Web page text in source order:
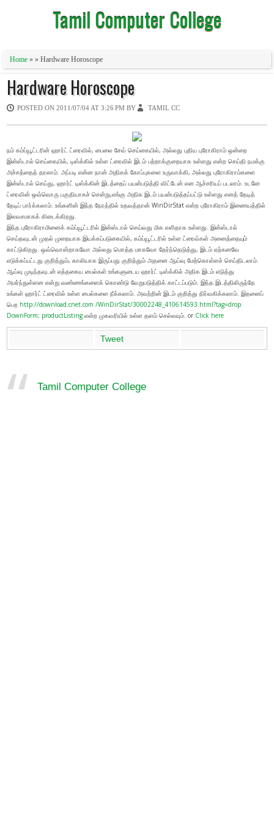
Tamil Computer College
Home » » Hardware Horoscope
Hardware Horoscope
POSTED ON 2011/07/04 AT 3:26 PM BY TAMIL CC
நம் கம்ப்யூட்டரின் ஹார்ட் ட்ரைவில், பைலை சேவ் செய்கையில், அல்லது புதிய புரோகிராம் ஒன்றை
இன்ஸ்டால் செய்கையில், டிஸ்க்கில் உள்ள ட்ரைவில் இடம் பற்றாக்குறையாக உள்ளது என்ற செய்தி நமக்கு
அச்சத்தைத் தரலாம். அப்படி என்ன நான் அதிகக் கோப்புகளை உருவாக்கி, அல்லது புரோகிராம்களை
இன்ஸ்டால் செய்து, ஹார்ட் டிஸ்க்கின் இடத்தைப் பயன்படுத்தி விட்டேன் என ஆச்சரியப் படலாம். உடனே
ட்ரைவின் ஒவ்வொரு பகுதியாகச் சென்று,எங்கு அதிக இடம் பயன்படுத்தப்பட்டு உள்ளது எனத் தேடித்
தேடிப் பார்க்கலாம். உங்களின் இந்த நேரத்தில் உதவத்தான் WinDirStat என்ற புரோகிராம் இணையத்தில்
இலவசமாகக் கிடைக்கிறது.
இந்த புரோகிராமினைக் கம்ப்யூட்டரில் இன்ஸ்டால் செய்வது மிக எளிதாக உள்ளது. இன்ஸ்டால்
செய்தவுடன் முதல் முறையாக இயக்கப்படுகையில், கம்ப்யூட்டரில் உள்ள ட்ரைவ்கள் அனைத்தையும்
காட்டுகிறது. ஒவ்வொன்றாகவோ அல்லது மொத்த மாகவோ தேர்ந்தெடுத்து, இடம் ஏற்கனவே
எடுக்கப்பட்டது குறித்தும், காலியாக இருப்பது குறித்தும் அதனை ஆய்வு மேற்கொள்ளச் செய்திடலாம்.
ஆய்வு முடிந்தவுடன் எத்தகைய பைல்கள் உங்களுடைய ஹார்ட் டிஸ்க்கில் அதிக இடம் எடுத்து
அமர்ந்துள்ளன என்று வண்ணங்களைக் கொண்டு வேறுபடுத்திக் காட்டப்படும். இந்த இடத்திலிருந்தே
உங்கள் ஹார்ட் ட்ரைவில் உள்ள பைல்களை நீக்கலாம். அவற்றின் இடம் குறித்து நிர்வகிக்கலாம். இதனைப்
பெற http://download.cnet.com /WinDirStat/30002248_410614593.html?tag=drop
DownForm; productListing என்ற முகவரியில் உள்ள தளம் செல்லவும். or Click here
Tweet
Tamil Computer College